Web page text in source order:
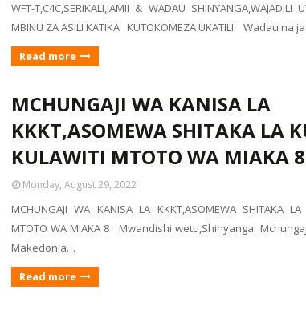
WFT-T,C4C,SERIKALI,JAMII & WADAU SHINYANGA,WAJADILI
MBINU ZA ASILI KATIKA KUTOKOMEZA UKATILI. Wadau na
Read more
MCHUNGAJI WA KANISA LA
KKKT,ASOMEWA SHITAKA LA
KULAWITI MTOTO WA MIAKA 8
Monday, August 29, 2022
MCHUNGAJI WA KANISA LA KKKT,ASOMEWA SHITAKA LA
MTOTO WA MIAKA 8 Mwandishi wetu,Shinyanga
Makedonia…
Read more